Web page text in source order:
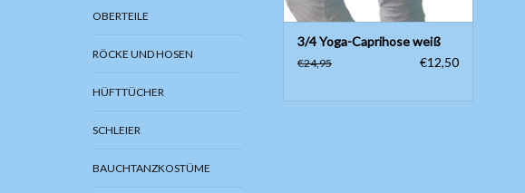
OBERTEILE
RÖCKE UND HOSEN
HÜFTTÜCHER
SCHLEIER
BAUCHTANZKOSTÜME
Bambuseigenschaften;
Atmung
3/4 Yoga-Caprihose weiß
€24,95 €12,50